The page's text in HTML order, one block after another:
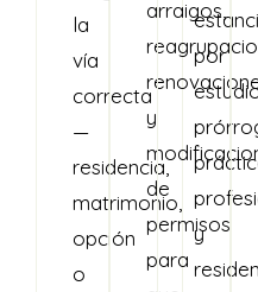
la
vía
correcta
—
residencia,
matrimonio,
opción
o
arraigos,
y
de
permisos
para
por
y